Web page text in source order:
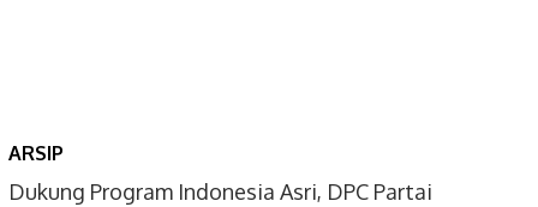
ARSIP
Dukung Program Indonesia Asri, DPC Partai